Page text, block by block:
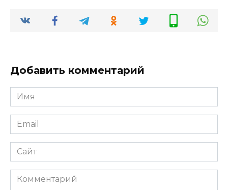
Добавить комментарий
Имя
*
Email
*
Сайт
Комментарий